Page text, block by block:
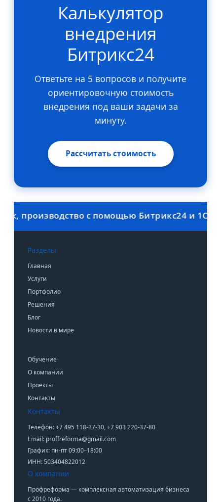
Калькулятор
внедрения
Битрикс24
Ответьте на 5 вопросов и получите
ориентировочную стоимость
внедрения под ваши задачи за
минуту.
Рассчитать стоимость
с помощью Битрикс24 и 1С.
Разделы
Главная
Услуги
Портфолио
Решения
Блог
Новости в мире
Обучение
О компании
Проекты
Контакты
Контакты
Телефон: +7 495 118-37-30, +7 903 220-37-80
Email: proffreforma@gmail.com
График: пн-пт 09:00–18:00
ИНН: 503404822012
О компании
Профреформа — комплексная автоматизация бизнеса
с 2010 года.